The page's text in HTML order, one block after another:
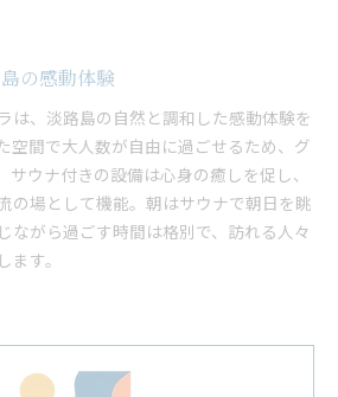
の感動体験
は、淡路島の自然と調和した感動体験を
空間で大人数が自由に過ごせるため、グ
サウナ付きの設備は心身の癒しを促し、
の場として機能。朝はサウナで朝日を眺
ながら過ごす時間は格別で、訪れる人々
す。